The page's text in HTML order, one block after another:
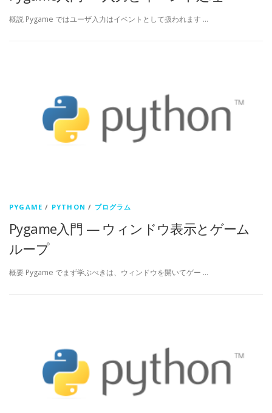
概説 Pygame ではユーザ入力はイベントとして扱われます …
PYGAME / PYTHON / プログラム
Pygame入門 — ウィンドウ表示とゲーム
ループ
概要 Pygame でまず学ぶべきは、ウィンドウを開いてゲー …